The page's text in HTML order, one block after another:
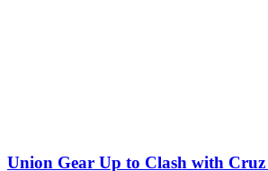
Union Gear Up to Clash with Cruz